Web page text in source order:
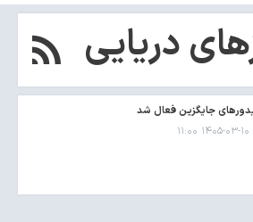
دریایی
جایگزین فعال شد
۱۴۰۵-۰۳-۱۰ ۱۱:۰۰